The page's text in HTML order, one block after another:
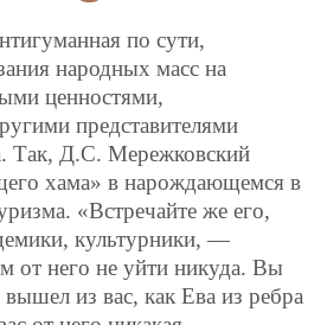
по сути,
народных масс на
ценностями,
представителями
Так, Д.С. Мережковский
хама» в нарождающемся в
«Встречайте же его,
культурники, —
от него не уйти никуда. Вы
из вас, как Ева из ребра